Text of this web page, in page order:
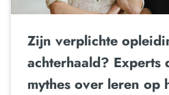
Zijn verplichte
achterhaald?
mythes over leren op